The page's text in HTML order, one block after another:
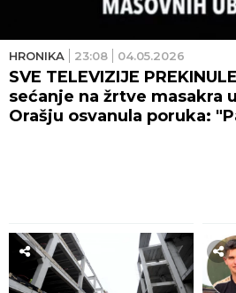
HRONIKA 23:08 04.05.2026
SVE TELEVIZIJE
sećanje na žrtve masakra
Orašju osvanula poruka: